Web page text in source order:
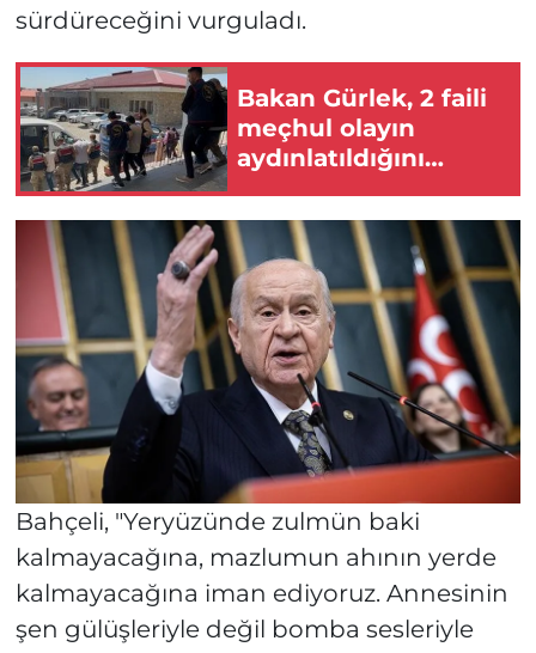
sürdüreceğini vurguladı.
Bakan Gürlek, 2 faili
meçhul olayın
aydınlatıldığını
Bahçeli, "Yeryüzünde zulmün baki
kalmayacağına, mazlumun ahının yerde
kalmayacağına iman ediyoruz. Annesinin
şen gülüşleriyle değil bomba sesleriyle